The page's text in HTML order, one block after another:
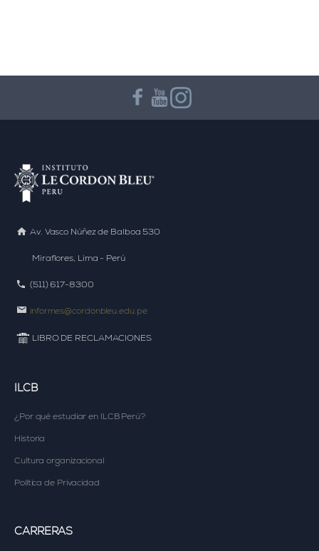
Av. Vasco Núñez de Balboa 530
Miraflores, Lima - Perú
(511) 617-8300
informes@cordonbleu.edu.pe
LIBRO DE RECLAMACIONES
ILCB
¿Por qué estudiar en ILCB Perú?
Historia
Cultura organizacional
Política de Privacidad
CARRERAS